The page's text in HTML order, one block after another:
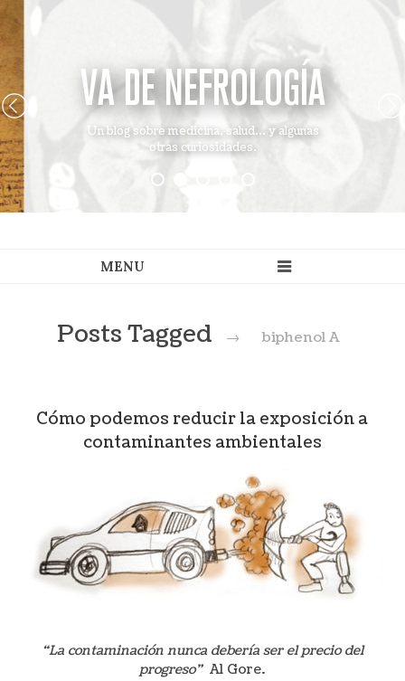
VA DE NEFROLOGÍA
Un blog sobre medicina, salud... y algunas
otras curiosidades.
Posts Tagged → biphenol A
Cómo podemos reducir la exposición a
contaminantes ambientales
“La contaminación nunca debería ser el precio del
progreso” Al Gore.